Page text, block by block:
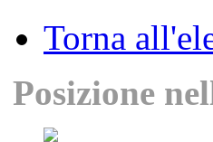
Torna
Posizione